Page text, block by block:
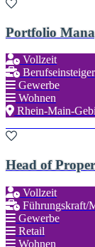
Portfolio
Vollzeit
Gewerbe
Wohnen
Rhein-Main-
Head of
Vollzeit
Führungskraft/
Gewerbe
Retail
Wohnen